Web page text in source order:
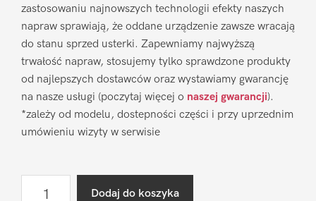
zastosowaniu najnowszych technologii efekty naszych
napraw sprawiają, że oddane urządzenie zawsze wracają
do stanu sprzed usterki. Zapewniamy najwyższą
trwałość napraw, stosujemy tylko sprawdzone produkty
od najlepszych dostawców oraz wystawiamy gwarancję
na nasze usługi (poczytaj więcej o naszej gwarancji).
*zależy od modelu, dostepności części i przy uprzednim
umówieniu wizyty w serwisie
Dodaj do koszyka